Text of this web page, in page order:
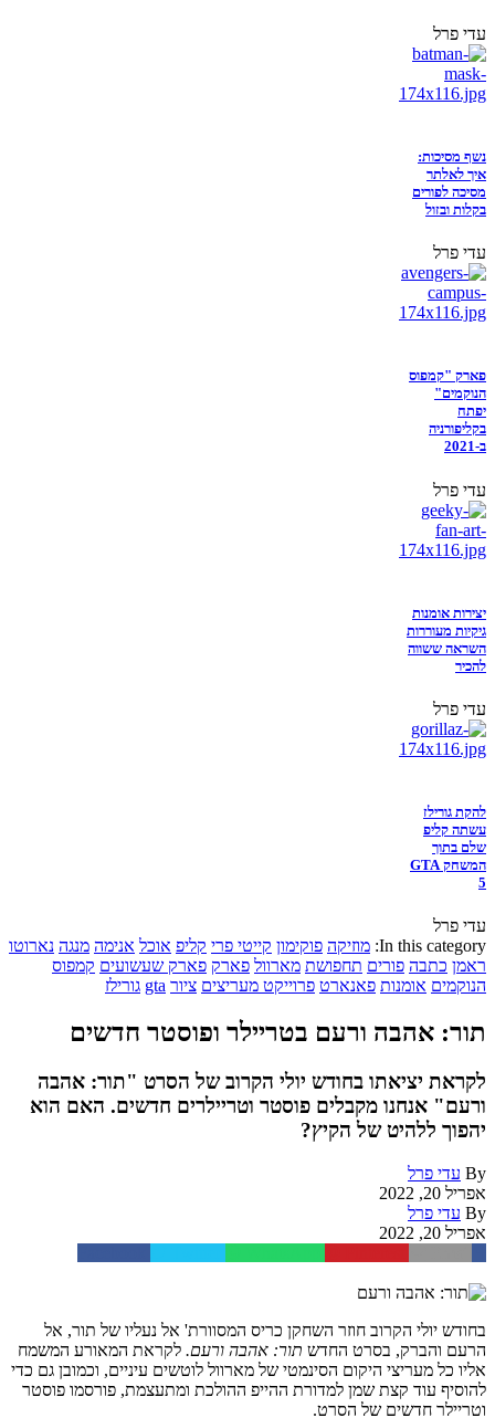
עדי פרל
נשף מסיכות:
איך לאלתר
מסיכה לפורים
בקלות ובזול
עדי פרל
פארק "קמפוס
הנוקמים"
יפתח
בקליפורניה
ב-2021
עדי פרל
יצירות אומנות
גיקיות מעוררות
השראה ששווה
להכיר
עדי פרל
להקת גורילז
עשתה קליפ
שלם בתוך
המשחק GTA
5
עדי פרל
In this category: מוזיקה פוקימון קייטי פרי קליפ אוכל אנימה מנגה נארוטו
ראמן כתבה פורים תחפושת מארוול פארק פארק שעשועים קמפוס
הנוקמים אומנות פאנארט פרוייקט מעריצים ציור gta גורילז
תור: אהבה ורעם בטריילר ופוסטר חדשים
לקראת יציאתו בחודש יולי הקרוב של הסרט "תור: אהבה
ורעם" אנחנו מקבלים פוסטר וטריילרים חדשים. האם הוא
יהפוך ללהיט של הקיץ?
By עדי פרל
אפריל 20, 2022
By עדי פרל
אפריל 20, 2022
בחודש יולי הקרוב חוזר השחקן כריס המסוורת' אל נעליו של תור, אל
הרעם והברק, בסרט החדש תור: אהבה ורעם. לקראת המאורע המשמח
אליו כל מעריצי היקום הסינמטי של מארוול לוטשים עיניים, וכמובן גם כדי
להוסיף עוד קצת שמן למדורת ההייפ ההולכת ומתעצמת, פורסמו פוסטר
וטריילר חדשים של הסרט.